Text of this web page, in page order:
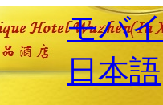
モバ
日本語